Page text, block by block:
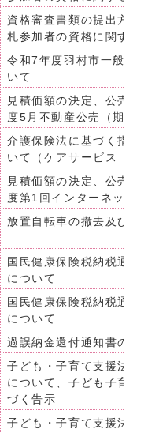
資格審査書類の提出方法
札参加者の資格に関する
令和7年度羽村市一般廃
いて
見積価額の決定、公売
度5月不動産公売（期間
介護保険法に基づく指定
いて（ケアサービス ホ
見積価額の決定、公売
度第1回インターネット
放置自転車の撤去及び保
国民健康保険税納税通
について
国民健康保険税納税通
について
過誤納金還付通知書の公
子ども・子育て支援法
について、子ども子育
づく告示
子ども・子育て支援法